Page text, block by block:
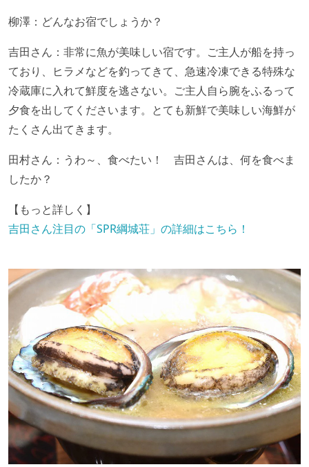
柳澤：どんなお宿でしょうか？
吉田さん：非常に魚が美味しい宿です。ご主人が船を持っ
ており、ヒラメなどを釣ってきて、急速冷凍できる特殊な
冷蔵庫に入れて鮮度を逃さない。ご主人自ら腕をふるって
夕食を出してくださいます。とても新鮮で美味しい海鮮が
たくさん出てきます。
田村さん：うわ～、食べたい！ 吉田さんは、何を食べま
したか？
【もっと詳しく】
吉田さん注目の「SPR綱城荘」の詳細はこちら！